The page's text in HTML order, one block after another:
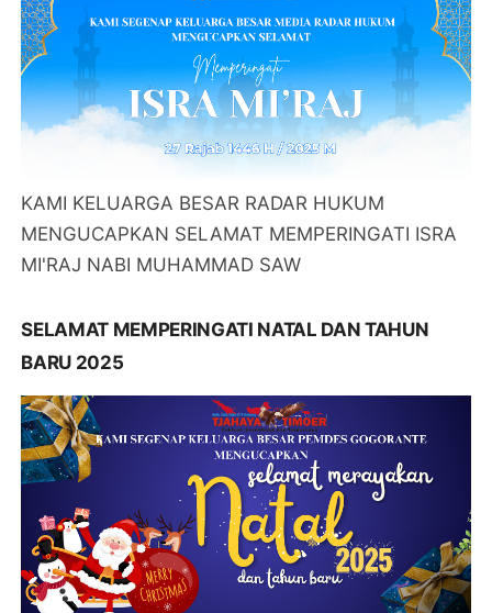
KAMI KELUARGA BESAR RADAR HUKUM
MENGUCAPKAN SELAMAT MEMPERINGATI ISRA
MI'RAJ NABI MUHAMMAD SAW
SELAMAT MEMPERINGATI NATAL DAN TAHUN
BARU 2025